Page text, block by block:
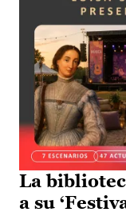
La
a su